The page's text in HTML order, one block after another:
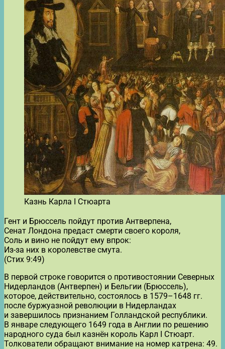
Казнь Карла I Стюарта
Гент и Брюссель пойдут против Антверпена,
Сенат Лондона предаст смерти своего короля,
Соль и вино не пойдут ему впрок:
Из-за них в королевстве смута.
(Стих 9:49)
В первой строке говорится о противостоянии Северных
Нидерландов (Антверпен) и Бельгии (Брюссель),
которое, действительно, состоялось в 1579–1648 гг.
после буржуазной революции в Нидерландах
и завершилось признанием Голландской республики.
В январе следующего 1649 года в Англии по решению
народного суда был казнён король Карл I Стюарт.
Толкователи обращают внимание на номер катрена: 49.